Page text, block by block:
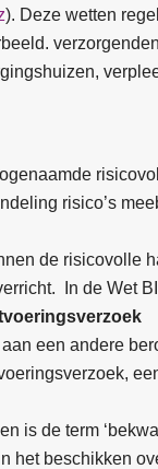
). Deze wetten
risico’s
de risicovolle
In de Wet
een andere
is de term
het beschikken